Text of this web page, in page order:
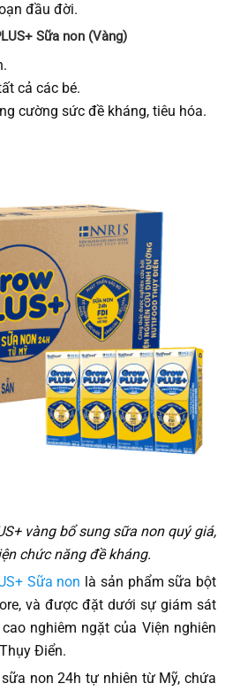
đầu đời.
Sữa non (Vàng)
cả các bé.
cường sức đề kháng, tiêu hóa.
vàng bổ sung sữa non quý giá,
chức năng đề kháng.
Sữa non là sản phẩm sữa bột
và được đặt dưới sự giám sát
nghiêm ngặt của Viện nghiên
Điển.
non 24h tự nhiên từ Mỹ, chứa